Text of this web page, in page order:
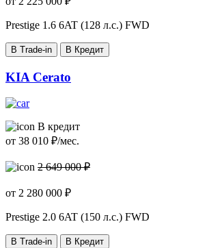
Prestige 1.6 6AT (128 л.с.) FWD
В Trade-in В Кредит
KIA Cerato
В кредит
от 38 010 ₽/мес.
2 649 000 ₽
от 2 280 000 ₽
Prestige 2.0 6AT (150 л.с.) FWD
В Trade-in В Кредит